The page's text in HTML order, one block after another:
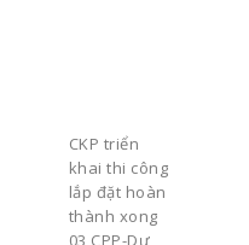
CKP triển
khai thi công
lắp đặt hoàn
thành xong
03 CPP-Dự